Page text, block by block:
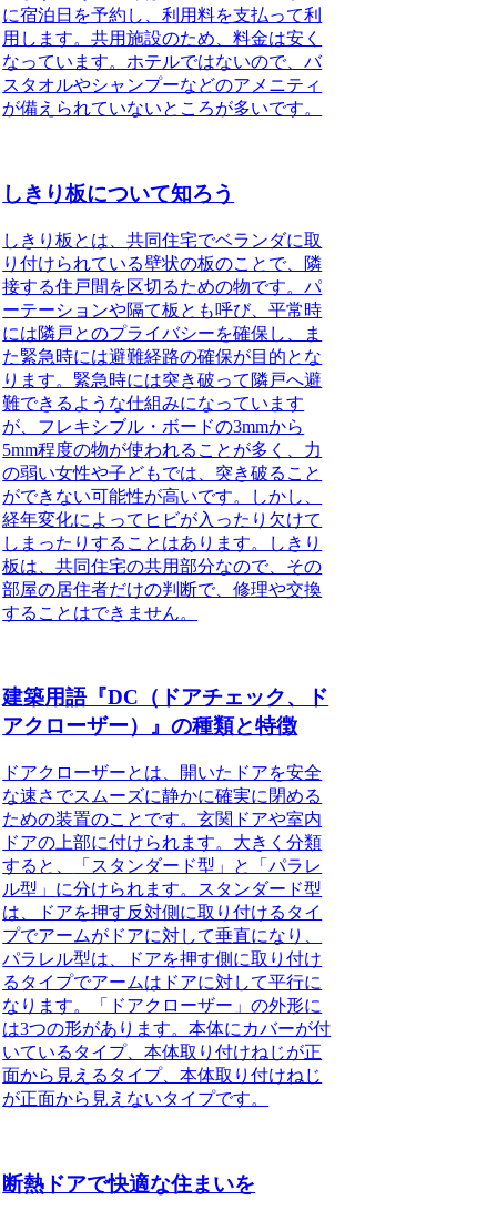
に宿泊日を予約し、利用料を支払って利
用します。共用施設のため、料金は安く
なっています。ホテルではないので、バ
スタオルやシャンプーなどのアメニティ
が備えられていないところが多いです。
しきり板について知ろう
しきり板とは、共同住宅でベランダに取
り付けられている壁状の板のことで、隣
接する住戸間を区切るための物です。パ
ーテーションや隔て板とも呼び、平常時
には隣戸とのプライバシーを確保し、ま
た緊急時には避難経路の確保が目的とな
ります。緊急時には突き破って隣戸へ避
難できるような仕組みになっています
が、フレキシブル・ボードの3mmから
5mm程度の物が使われることが多く、力
の弱い女性や子どもでは、突き破ること
ができない可能性が高いです。しかし、
経年変化によってヒビが入ったり欠けて
しまったりすることはあります。しきり
板は、共同住宅の共用部分なので、その
部屋の居住者だけの判断で、修理や交換
することはできません。
建築用語『DC（ドアチェック、ド
アクローザー）』の種類と特徴
ドアクローザーとは、開いたドアを安全
な速さでスムーズに静かに確実に閉める
ための装置のこと です。玄関ドアや室内
ドアの上部に付けられます。大きく分類
すると、
「スタンダード型」と「パラレ
ル型」 に分けられます。スタンダード型
は、ドアを押す反対側に取り付けるタイ
プでアームがドアに対して垂直になり、
パラレル型は、ドアを押す側に取り付け
るタイプでアームはドアに対して平行に
なります。「ドアクローザー」の外形に
は3つの形があります。本体にカバーが付
いているタイプ、本体取り付けねじが正
面から見えるタイプ、本体取り付けねじ
が正面から見えないタイプです。
断熱ドアで快適な住まいを